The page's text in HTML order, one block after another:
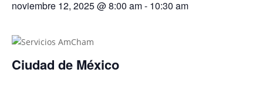
noviembre 12, 2025 @ 8:00 am- 10:30 am
Ciudad de México